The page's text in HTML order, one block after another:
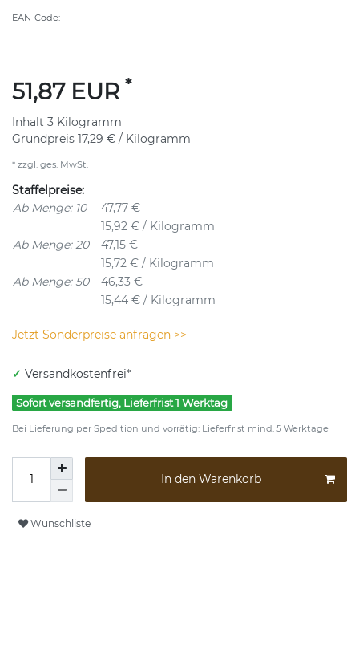
EAN-Code:
51,87 EUR *
Inhalt 3 Kilogramm
Grundpreis 17,29 € / Kilogramm
* zzgl. ges. MwSt.
Staffelpreise:
Ab Menge: 10
47,77 €
15,92 € / Kilogramm
Ab Menge: 20
47,15 €
15,72 € / Kilogramm
Ab Menge: 50
46,33 €
15,44 € / Kilogramm
Jetzt Sonderpreise anfragen >>
✓ Versandkostenfrei*
Sofort versandfertig, Lieferfrist 1 Werktag
Bei Lieferung per Spedition und vorrätig: Lieferfrist mind. 5 Werktage
In den Warenkorb
Wunschliste